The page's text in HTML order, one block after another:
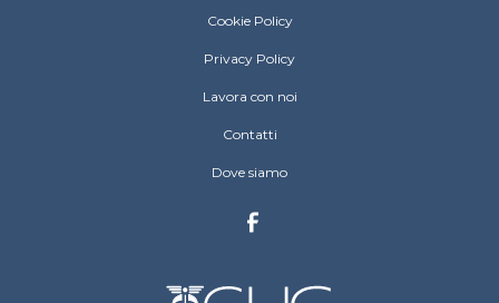
Sanatorio Triestino Menu Footer
Cookie Policy
Privacy Policy
Lavora con noi
Contatti
Dove siamo